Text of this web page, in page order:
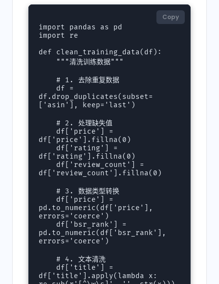
Copy
import pandas as pd
import re
def clean_training_data(df):
    # 1. 去除重复数据
df.drop_duplicates(subset=
['asin'], keep='last')
    # 2. 处理缺失值
df['price'].fillna(0)
df['rating'].fillna(0)
df['review_count'].fillna(0)
    # 3. 数据类型转换
pd.to_numeric(df['price'],
errors='coerce')
pd.to_numeric(df['bsr_rank'],
errors='coerce')
    # 4. 文本清洗
df['title'].apply(lambda x: